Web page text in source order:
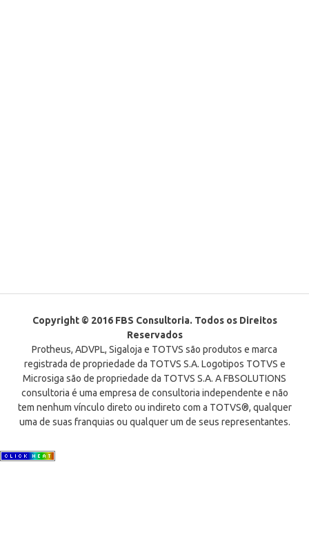
Copyright © 2016 FBS Consultoria. Todos os Direitos
Reservados
Protheus, ADVPL, Sigaloja e TOTVS são produtos e marca
registrada de propriedade da TOTVS S.A. Logotipos TOTVS e
Microsiga são de propriedade da TOTVS S.A. A FBSOLUTIONS
consultoria é uma empresa de consultoria independente e não
tem nenhum vínculo direto ou indireto com a TOTVS®, qualquer
uma de suas franquias ou qualquer um de seus representantes.